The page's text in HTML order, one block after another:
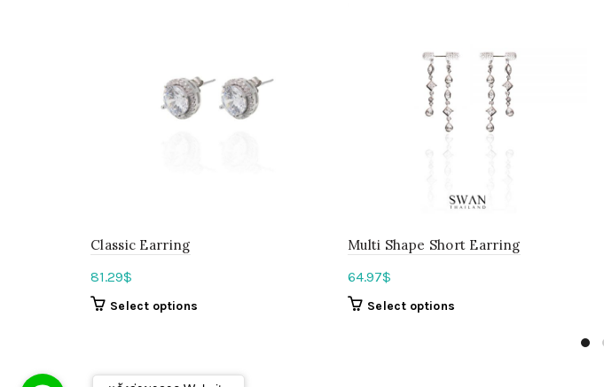
Classic Earring
81.29$
Select options
Multi Shape Short Earring
64.97$
Select options